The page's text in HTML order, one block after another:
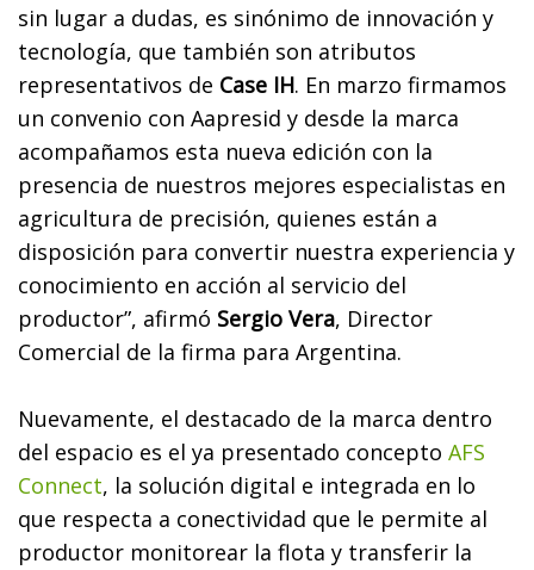
sin lugar a dudas, es sinónimo de innovación y
tecnología, que también son atributos
representativos de Case IH. En marzo firmamos
un convenio con Aapresid y desde la marca
acompañamos esta nueva edición con la
presencia de nuestros mejores especialistas en
agricultura de precisión, quienes están a
disposición para convertir nuestra experiencia y
conocimiento en acción al servicio del
productor”, afirmó Sergio Vera, Director
Comercial de la firma para Argentina.
Nuevamente, el destacado de la marca dentro
del espacio es el ya presentado concepto AFS
Connect, la solución digital e integrada en lo
que respecta a conectividad que le permite al
productor monitorear la flota y transferir la